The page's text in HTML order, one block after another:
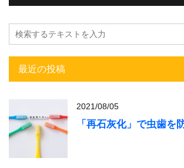
最近の投稿
2021/08/05
「再石灰化」で虫歯を